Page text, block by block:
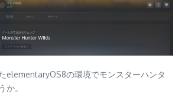
elementaryOS8の環境でモンスターハンタ
か。